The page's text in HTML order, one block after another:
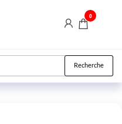
0
Recherche